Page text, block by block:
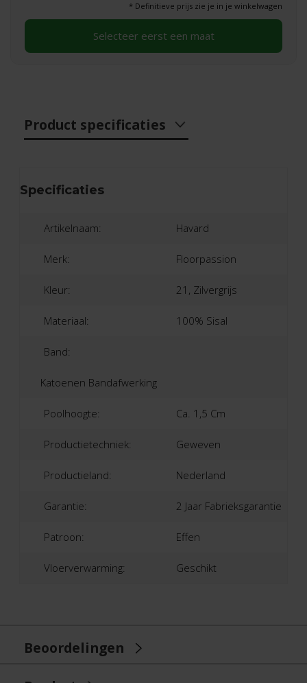
* Definitieve prijs zie je in je winkelwagen
Selecteer eerst een maat
Product specificaties
Beoordelingen
Specificaties
Artikelnaam: Havard
Merk: Floorpassion
Kleur: 21, Zilvergrijs
Materiaal: 100% Sisal
Band:
Katoenen Bandafwerking
Poolhoogte: Ca. 1,5 Cm
Productietechniek: Geweven
Productieland: Nederland
Garantie: 2 Jaar Fabrieksgarantie
Patroon: Effen
Vloerverwarming: Geschikt